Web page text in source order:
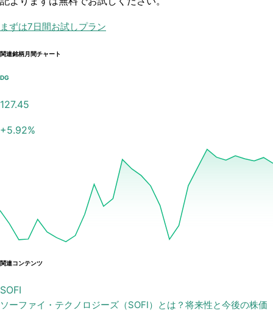
まずは7日間お試しプラン
関連銘柄月間チャート
DG
127.45
+5.92%
関連コンテンツ
SOFI
ソーファイ・テクノロジーズ（SOFI）とは？将来性と今後の株価